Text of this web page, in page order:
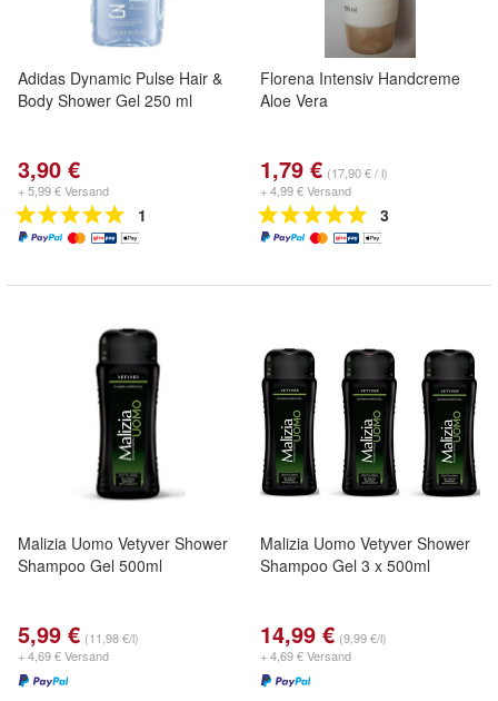
Adidas Dynamic Pulse Hair &
Body Shower Gel 250 ml
3,90 €
+ 5,99 € Versand
1
Florena Intensiv Handcreme
Aloe Vera
1,79 € (17,90 € / l)
+ 4,99 € Versand
3
Malizia Uomo Vetyver Shower
Shampoo Gel 500ml
5,99 € (11,98 €/l)
+ 4,69 € Versand
Malizia Uomo Vetyver Shower
Shampoo Gel 3 x 500ml
14,99 € (9,99 €/l)
+ 4,69 € Versand